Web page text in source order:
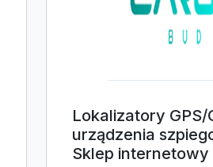
Lokalizatory GPS/
urządzenia
Sklep internetowy